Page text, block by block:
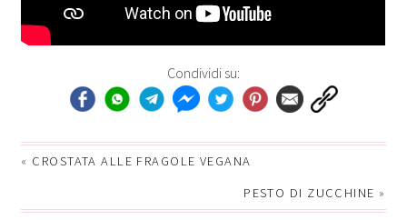
Condividi su:
« CROSTATA ALLE FRAGOLE VEGANA
PESTO DI ZUCCHINE »